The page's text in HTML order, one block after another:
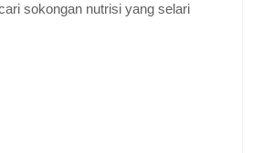
sokongan nutrisi yang selari